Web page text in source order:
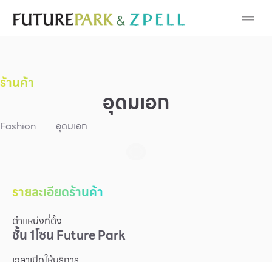
Cosmetic
Fashion
Food
Gold & Jewelry
IT
Mobile
ร้านค้า
อุดมเอก
Fashion อุดมเอก
รายละเอียดร้านค้า
ตำแหน่งที่ตั้ง
ชั้น1โซนFuture Park